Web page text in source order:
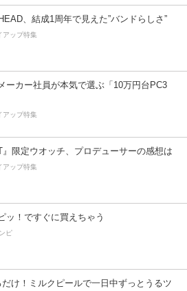
、結成1周年で見えた”バンドらしさ”
アップ特集
ーカー社員が本気で選ぶ「10万円台PC3
アップ特集
』限定ウオッチ、プロデューサーの感想は
アップ特集
ッ！ですぐに買えちゃう
ピ
け！ミルクピールで一日中ずっとうるツ